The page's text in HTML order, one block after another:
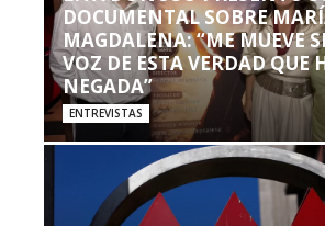
DOCUMENTAL SOBRE
MAGDALENA: “ME MUEVE
VOZ DE ESTA VERDAD QUE
NEGADA”
ENTREVISTAS